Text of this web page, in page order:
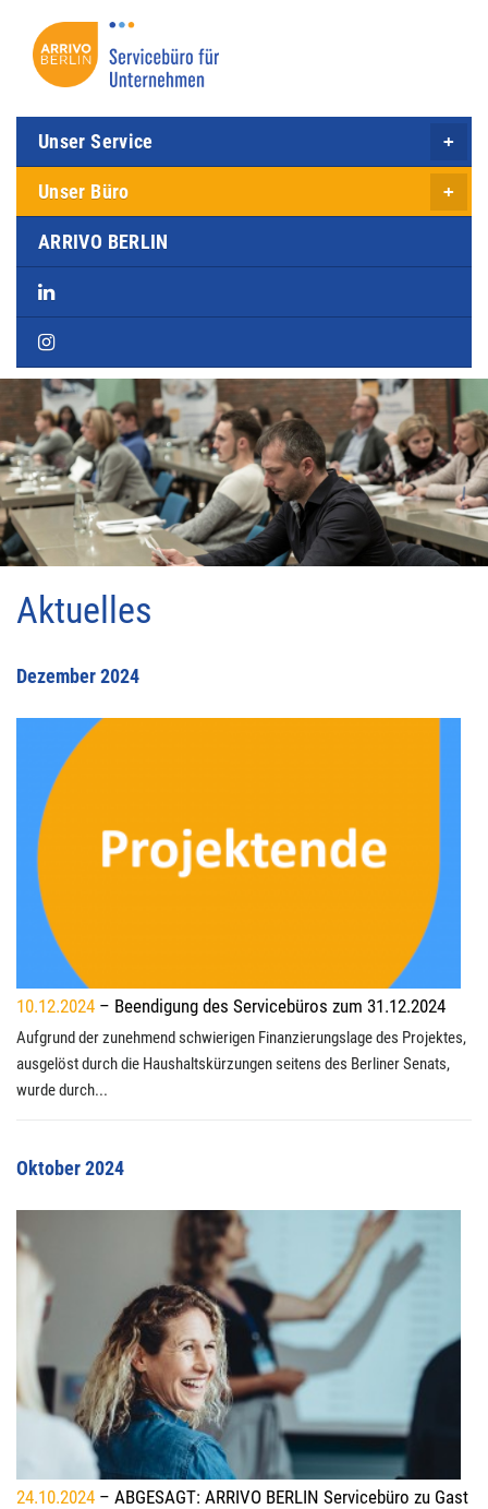
Inhalt
Unser Service
Unser Büro
ARRIVO BERLIN
Aktuelles
Dezember 2024
10.12.2024 – Beendigung des Servicebüros zum 31.12.2024
Aufgrund der zunehmend schwierigen Finanzierungslage des Projektes,
ausgelöst durch die Haushaltskürzungen seitens des Berliner Senats,
wurde durch...
Oktober 2024
24.10.2024 – ABGESAGT: ARRIVO BERLIN Servicebüro zu Gast